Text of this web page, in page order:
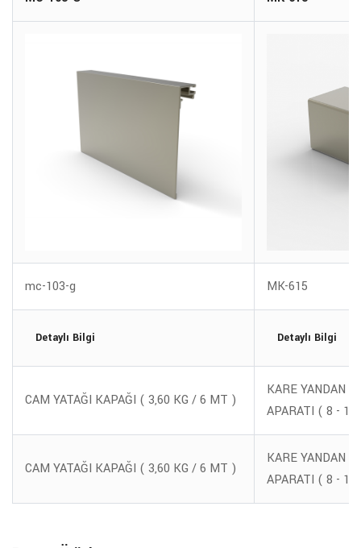
mc-103-g MK-615
Detaylı Bilgi Detaylı Bilgi
CAM YATAĞI KAPAĞI ( 3,60 KG / 6 MT )
KARE YANDAN
APARATI ( 8 -
CAM YATAĞI KAPAĞI ( 3,60 KG / 6 MT )
KARE YANDAN
APARATI ( 8 -